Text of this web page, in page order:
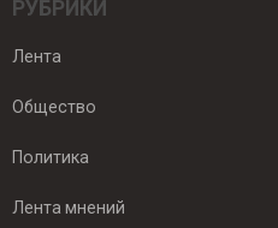
РУБРИКИ
Лента
Общество
Политика
Лента мнений